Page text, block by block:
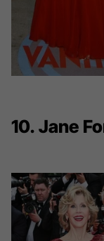
10. Jane